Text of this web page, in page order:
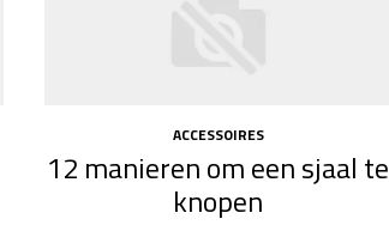
ACCESSOIRES
12 manieren om een sjaal te
knopen